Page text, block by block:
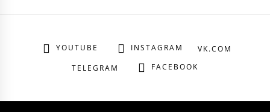
YOUTUBE INSTAGRAM
VK.COM
TELEGRAM
FACEBOOK